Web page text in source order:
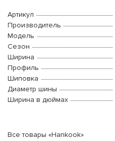
Артикул
Производитель
Модель
Сезон
Ширина
Профиль
Шиповка
Диаметр шины
Ширина в дюймах
Все товары «Hankook»